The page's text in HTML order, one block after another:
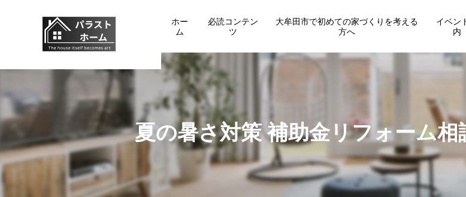
夏の暑さ対策 補助金リフォーム
ホー
ム
必読コンテン
ツ
大牟田市で初めての家づくりを考える
方へ
イベン
内